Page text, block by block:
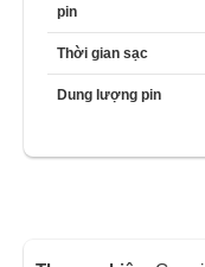
pin
Thời gian sạc
Dung lượng pin